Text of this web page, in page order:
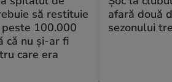
să restituie
100.000
că nu și-ar fi
care era
afară două
sezonului